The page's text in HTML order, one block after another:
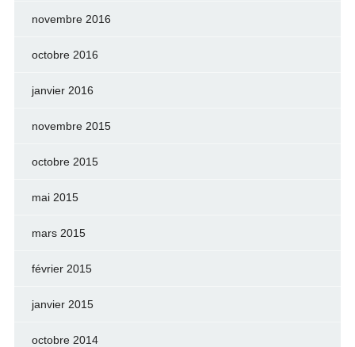
novembre 2016
octobre 2016
janvier 2016
novembre 2015
octobre 2015
mai 2015
mars 2015
février 2015
janvier 2015
octobre 2014